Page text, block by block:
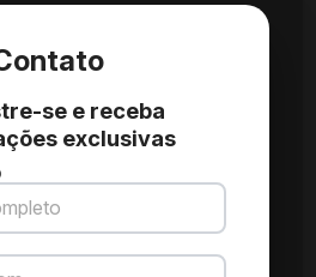
se e receba
exclusivas